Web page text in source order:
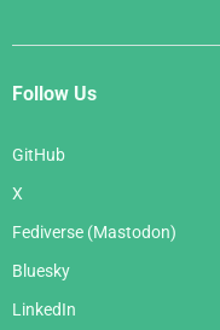
Follow Us
GitHub
X
Fediverse (Mastodon)
Bluesky
LinkedIn